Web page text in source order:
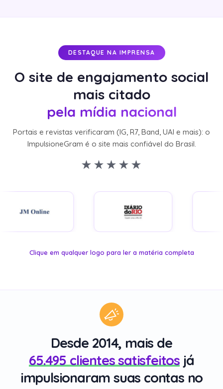
Desde 2014, mais de
65.495 clientes satisfeitos já
impulsionaram suas contas no